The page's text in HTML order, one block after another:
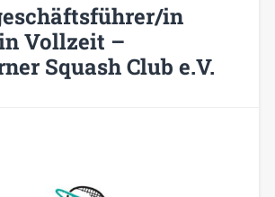
in
Vollzeit –
Squash Club e.V.